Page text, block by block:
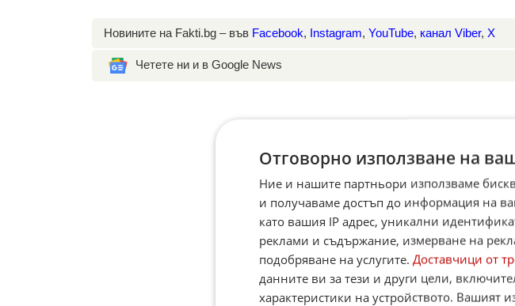
Новините на Fakti.bg – във Facebook, Instagram, YouTube, канал Viber, X
Четете ни и в Google News
Отговорно използване на
Ние и нашите партньори използваме
и получаваме достъп до информация на
като вашия IP адрес, уникални
реклами и съдържание, измерване на
подобряване на услугите. Доставчици от
данните ви за тези и други цели,
характеристики на устройството. Вашият